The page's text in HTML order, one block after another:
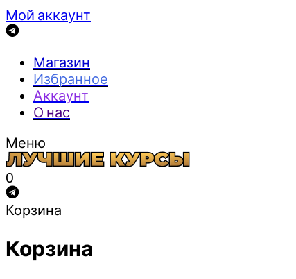
Мой аккаунт
Магазин
Избранное
Аккаунт
О нас
Меню
0
Корзина
Корзина